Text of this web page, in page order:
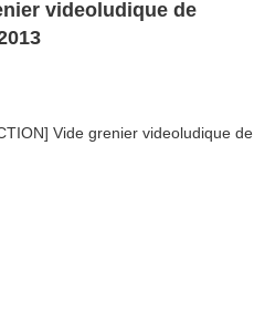
videoludique de